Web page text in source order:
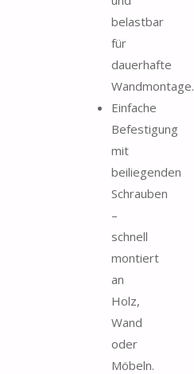
belastbar
für
dauerhafte
Wandmontage.
Einfache
Befestigung
mit
beiliegenden
Schrauben
–
schnell
montiert
an
Holz,
Wand
oder
Möbeln.